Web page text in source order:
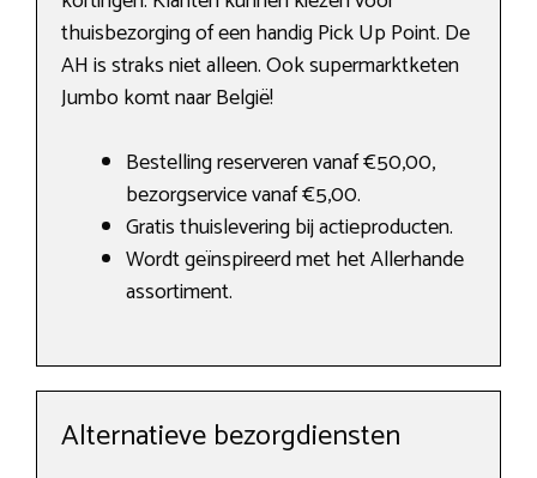
thuisbezorging of een handig Pick Up Point. De
AH is straks niet alleen. Ook supermarktketen
Jumbo komt naar België!
Bestelling reserveren vanaf €50,00,
bezorgservice vanaf €5,00.
Gratis thuislevering bij actieproducten.
Wordt geïnspireerd met het Allerhande
assortiment.
Alternatieve bezorgdiensten